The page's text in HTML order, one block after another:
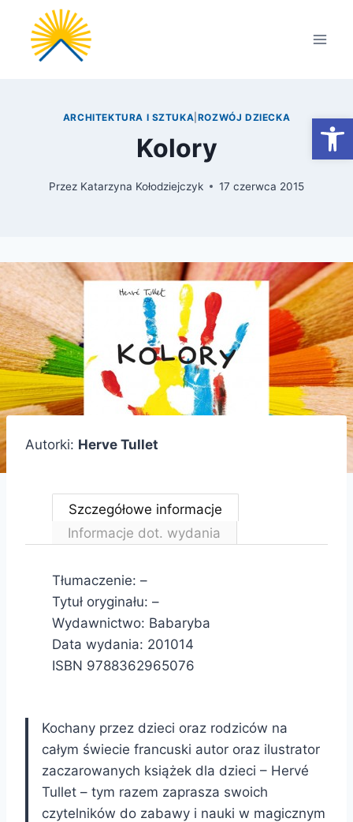
Przejdź
treści
ARCHITEKTURA I SZTUKA ROZWÓJ DZIECKA
Kolory
Przez Katarzyna Kołodziejczyk 17 czerwca 2015
Autorki: Herve Tullet
Szczegółowe informacje
Informacje dot. wydania
Tłumaczenie: –
Tytuł oryginału: –
Wydawnictwo: Babaryba
Data wydania: 201014
ISBN 9788362965076
Kochany przez dzieci oraz rodziców na
całym świecie francuski autor oraz ilustrator
zaczarowanych książek dla dzieci – Hervé
Tullet – tym razem zaprasza swoich
czytelników do zabawy i nauki w magicznym